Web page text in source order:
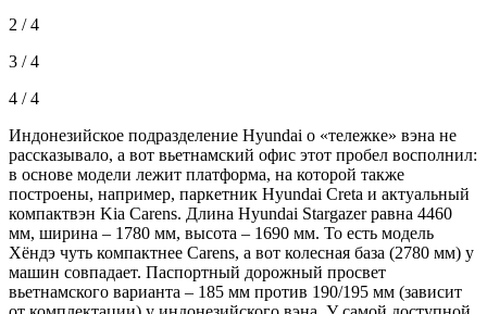
2 / 4
3 / 4
4 / 4
Индонезийское подразделение Hyundai о «тележке» вэна не
рассказывало, а вот вьетнамский офис этот пробел восполнил:
в основе модели лежит платформа, на которой также
построены, например, паркетник Hyundai Creta и актуальный
компактвэн Kia Carens. Длина Hyundai Stargazer равна 4460
мм, ширина – 1780 мм, высота – 1690 мм. То есть модель
Хёндэ чуть компактнее Carens, а вот колесная база (2780 мм) у
машин совпадает. Паспортный дорожный просвет
вьетнамского варианта – 185 мм против 190/195 мм (зависит